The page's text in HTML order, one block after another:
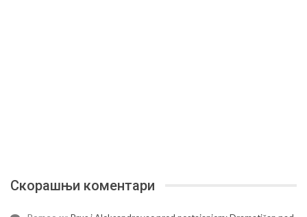
Скорашњи коментари